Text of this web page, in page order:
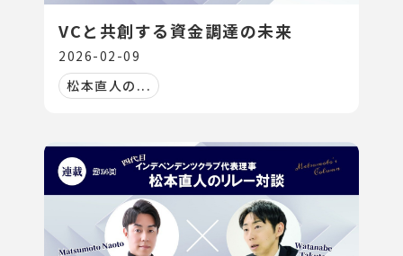
VCと共創する資金調達の未来
2026-02-09
松本直人の...